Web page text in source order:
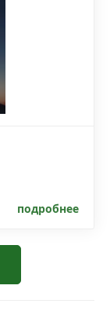
подробнее